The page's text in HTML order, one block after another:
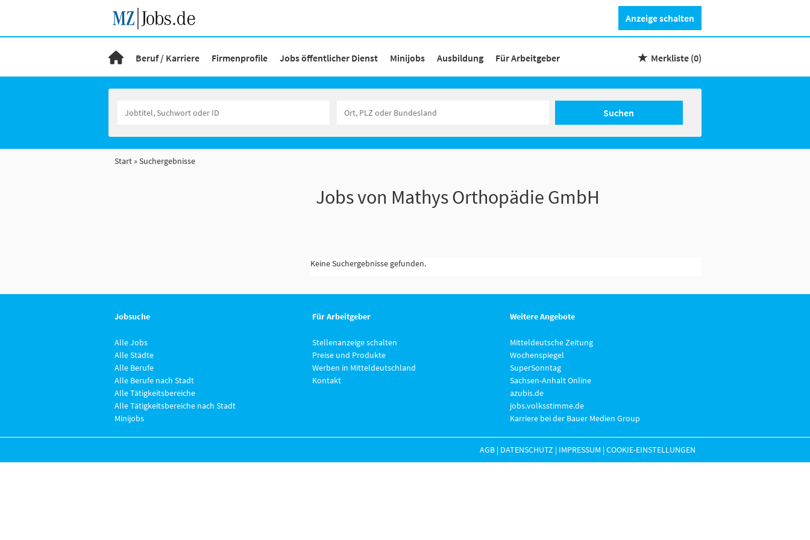
Anzeige schalten
Beruf / Karriere Firmenprofile Jobs öffentlicher Dienst Minijobs Ausbildung Für Arbeitgeber Merkliste (0)
Suchen
Start Suchergebnisse
Jobs von Mathys Orthopädie GmbH
Keine Suchergebnisse gefunden.
Jobsuche
Alle Jobs
Alle Städte
Alle Berufe
Alle Berufe nach Stadt
Alle Tätigkeitsbereiche
Alle Tätigkeitsbereiche nach Stadt
Minijobs
Für Arbeitgeber
Stellenanzeige schalten
Preise und Produkte
Werben in Mitteldeutschland
Kontakt
Weitere Angebote
Mitteldeutsche Zeitung
Wochenspiegel
SuperSonntag
Sachsen-Anhalt Online
azubis.de
jobs.volksstimme.de
Karriere bei der Bauer Medien Group
AGB | DATENSCHUTZ | IMPRESSUM |COOKIE-EINSTELLUNGEN